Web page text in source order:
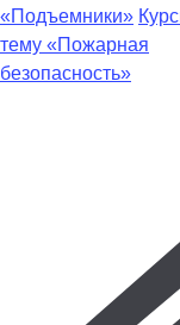
«Подъемники»
тему «Пожарная
безопасность»